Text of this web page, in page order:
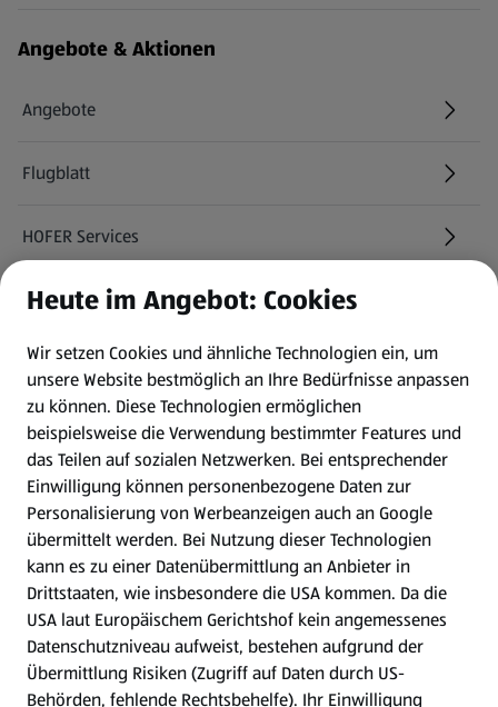
Angebote & Aktionen
Angebote
Flugblatt
HOFER Services
Newsletter
WhatsApp
Gewinnspiele
Mein HOFER. Meine Einkäufe.
Meine Meinung. Mein HOFER.
Gutscheingroßbestellung
(öffnet in einem neuen Tab)
Folge uns hier:
Heute im Angebot: Cookies
Wir setzen Cookies und ähnliche Technologien ein, um
unsere Website bestmöglich an Ihre Bedürfnisse anpassen
zu können. Diese Technologien ermöglichen
beispielsweise die Verwendung bestimmter Features und
das Teilen auf sozialen Netzwerken. Bei entsprechender
Einwilligung können personenbezogene Daten zur
Personalisierung von Werbeanzeigen auch an Google
übermittelt werden. Bei Nutzung dieser Technologien
kann es zu einer Datenübermittlung an Anbieter in
Drittstaaten, wie insbesondere die USA kommen. Da die
USA laut Europäischem Gerichtshof kein angemessenes
Datenschutzniveau aufweist, bestehen aufgrund der
Übermittlung Risiken (Zugriff auf Daten durch US-
Behörden, fehlende Rechtsbehelfe). Ihr Einwilligung